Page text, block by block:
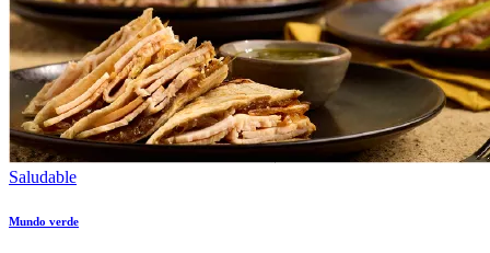
Saludable
Mundo verde